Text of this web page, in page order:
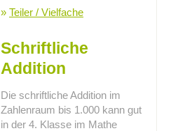
» Teiler / Vielfache
Schriftliche
Addition
Die schriftliche Addition im
Zahlenraum bis 1.000 kann gut
in der 4. Klasse im Mathe